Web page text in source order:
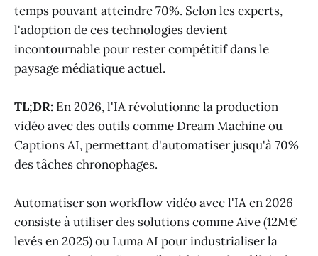
temps pouvant atteindre 70%. Selon les experts,
l'adoption de ces technologies devient
incontournable pour rester compétitif dans le
paysage médiatique actuel.
TL;DR: En 2026, l'IA révolutionne la production
vidéo avec des outils comme Dream Machine ou
Captions AI, permettant d'automatiser jusqu'à 70%
des tâches chronophages.
Automatiser son workflow vidéo avec l'IA en 2026
consiste à utiliser des solutions comme Aive (12M€
levés en 2025) ou Luma AI pour industrialiser la